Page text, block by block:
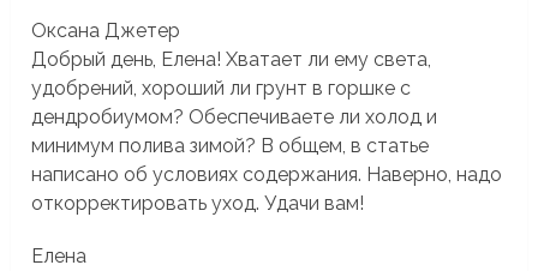
Оксана Джетер
Добрый день, Елена! Хватает ли ему света,
удобрений, хороший ли грунт в горшке с
дендробиумом? Обеспечиваете ли холод и
минимум полива зимой? В общем, в статье
написано об условиях содержания. Наверно, надо
откорректировать уход. Удачи вам!
Елена